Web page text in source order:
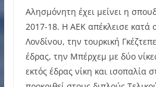
Αλησμόνητη έχει μείνει η
2017-18. Η ΑΕΚ απέκλεισε κατά
Λονδίνου, την τουρκική
έδρας, την Μπέρχεμ με δύο
εκτός έδρας νίκη και ισοπαλία